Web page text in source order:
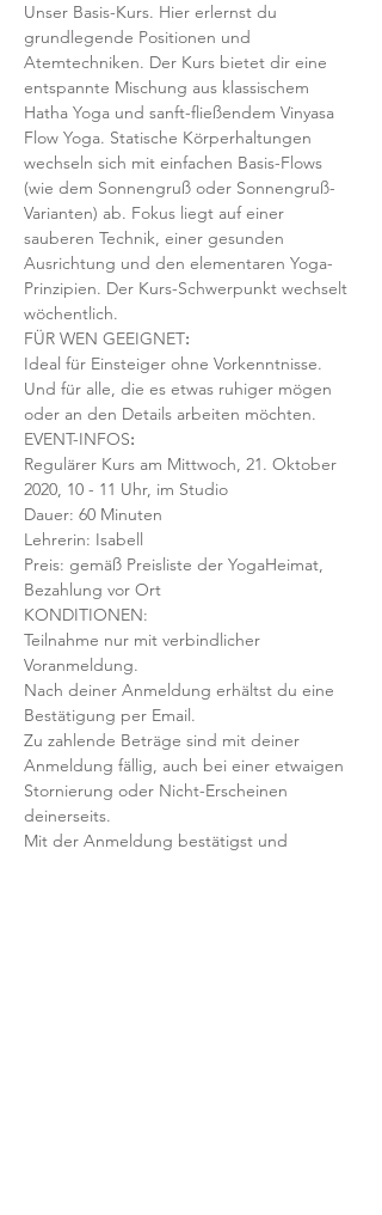
Unser Basis-Kurs. Hier erlernst du
grundlegende Positionen und
Atemtechniken. Der Kurs bietet dir eine
entspannte Mischung aus klassischem
Hatha Yoga und sanft-fließendem Vinyasa
Flow Yoga. Statische Körperhaltungen
wechseln sich mit einfachen Basis-Flows
(wie dem Sonnengruß oder Sonnengruß-
Varianten) ab. Fokus liegt auf einer
sauberen Technik, einer gesunden
Ausrichtung und den elementaren Yoga-
Prinzipien. Der Kurs-Schwerpunkt wechselt
wöchentlich.
FÜR WEN GEEIGNET:
Ideal für Einsteiger ohne Vorkenntnisse.
Und für alle, die es etwas ruhiger mögen
oder an den Details arbeiten möchten.
EVENT-INFOS:
Regulärer Kurs am Mittwoch, 21. Oktober
2020, 10 - 11 Uhr, im Studio
Dauer: 60 Minuten
Lehrerin: Isabell
Preis: gemäß Preisliste der YogaHeimat,
Bezahlung vor Ort
KONDITIONEN:
Teilnahme nur mit verbindlicher
Voranmeldung.
Nach deiner Anmeldung erhältst du eine
Bestätigung per Email.
Zu zahlende Beträge sind mit deiner
Anmeldung fällig, auch bei einer etwaigen
Stornierung oder Nicht-Erscheinen
deinerseits.
Mit der Anmeldung bestätigst und